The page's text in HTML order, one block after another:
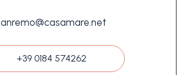
+39 0184 574262